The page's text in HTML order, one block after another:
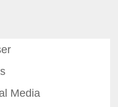
mit
wenn
Media